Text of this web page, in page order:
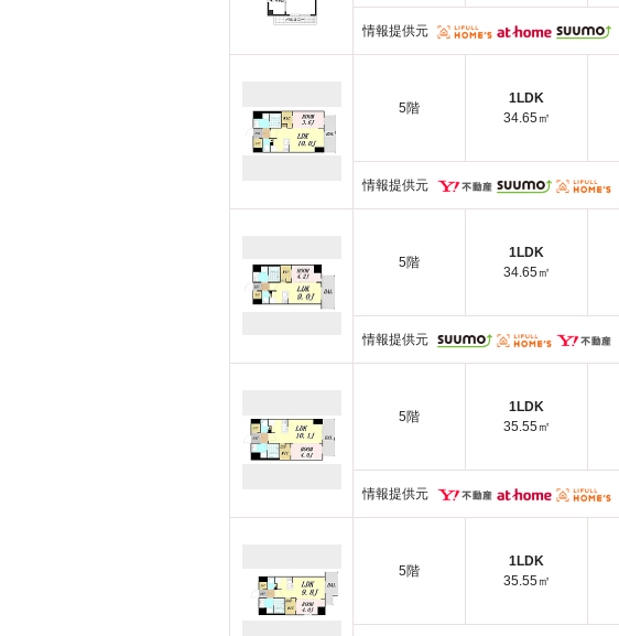
情報提供元
5階
1LDK
34.65㎡
情報提供元
5階
1LDK
34.65㎡
情報提供元
5階
1LDK
35.55㎡
情報提供元
5階
1LDK
35.55㎡